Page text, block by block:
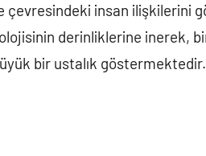
çevresindeki insan ilişkilerini
derinliklerine inerek,
bir ustalık göstermektedir.